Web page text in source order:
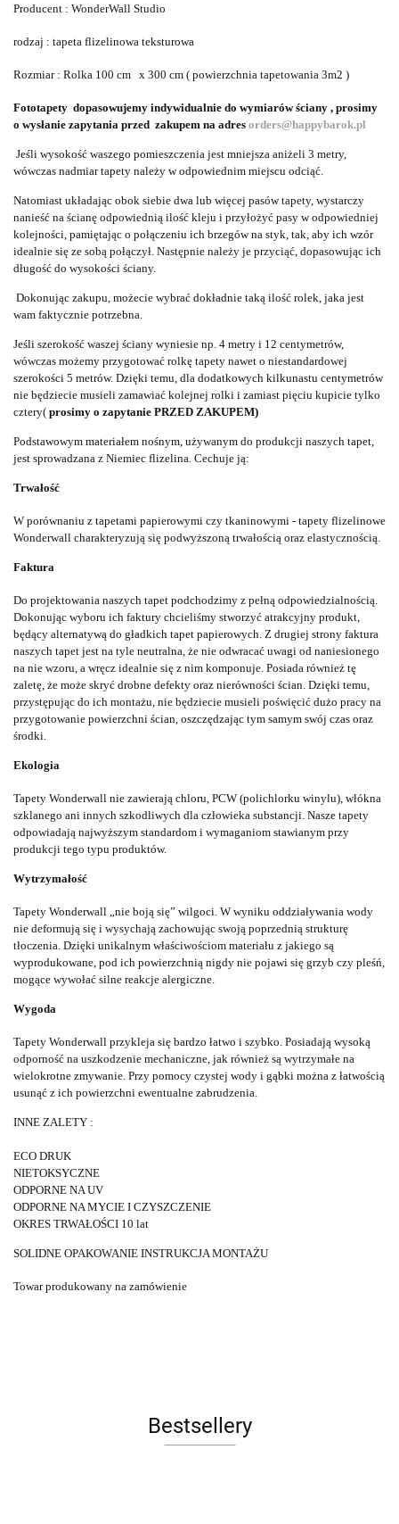
Producent : WonderWall Studio
rodzaj : tapeta flizelinowa teksturowa
Rozmiar : Rolka 100 cm x 300 cm ( powierzchnia tapetowania 3m2 )
Fototapety dopasowujemy indywidualnie do wymiarów ściany , prosimy
o wysłanie zapytania przed zakupem na adres orders@happybarok.pl
Jeśli wysokość waszego pomieszczenia jest mniejsza aniżeli 3 metry,
wówczas nadmiar tapety należy w odpowiednim miejscu odciąć.
Natomiast układając obok siebie dwa lub więcej pasów tapety, wystarczy
nanieść na ścianę odpowiednią ilość kleju i przyłożyć pasy w odpowiedniej
kolejności, pamiętając o połączeniu ich brzegów na styk, tak, aby ich wzór
idealnie się ze sobą połączył. Następnie należy je przyciąć, dopasowując ich
długość do wysokości ściany.
Dokonując zakupu, możecie wybrać dokładnie taką ilość rolek, jaka jest
wam faktycznie potrzebna.
Jeśli szerokość waszej ściany wyniesie np. 4 metry i 12 centymetrów,
wówczas możemy przygotować rolkę tapety nawet o niestandardowej
szerokości 5 metrów. Dzięki temu, dla dodatkowych kilkunastu centymetrów
nie będziecie musieli zamawiać kolejnej rolki i zamiast pięciu kupicie tylko
cztery( prosimy o zapytanie PRZED ZAKUPEM)
Podstawowym materiałem nośnym, używanym do produkcji naszych tapet,
jest sprowadzana z Niemiec flizelina. Cechuje ją:
Trwałość
W porównaniu z tapetami papierowymi czy tkaninowymi - tapety flizelinowe
Wonderwall charakteryzują się podwyższoną trwałością oraz elastycznością.
Faktura
Do projektowania naszych tapet podchodzimy z pełną odpowiedzialnością.
Dokonując wyboru ich faktury chcieliśmy stworzyć atrakcyjny produkt,
będący alternatywą do gładkich tapet papierowych. Z drugiej strony faktura
naszych tapet jest na tyle neutralna, że nie odwracać uwagi od naniesionego
na nie wzoru, a wręcz idealnie się z nim komponuje. Posiada również tę
zaletę, że może skryć drobne defekty oraz nierówności ścian. Dzięki temu,
przystępując do ich montażu, nie będziecie musieli poświęcić dużo pracy na
przygotowanie powierzchni ścian, oszczędzając tym samym swój czas oraz
środki.
Ekologia
Tapety Wonderwall nie zawierają chloru, PCW (polichlorku winylu), włókna
szklanego ani innych szkodliwych dla człowieka substancji. Nasze tapety
odpowiadają najwyższym standardom i wymaganiom stawianym przy
produkcji tego typu produktów.
Wytrzymałość
Tapety Wonderwall „nie boją się” wilgoci. W wyniku oddziaływania wody
nie deformują się i wysychają zachowując swoją poprzednią strukturę
tłoczenia. Dzięki unikalnym właściwościom materiału z jakiego są
wyprodukowane, pod ich powierzchnią nigdy nie pojawi się grzyb czy pleśń,
mogące wywołać silne reakcje alergiczne.
Wygoda
Tapety Wonderwall przykleja się bardzo łatwo i szybko. Posiadają wysoką
odporność na uszkodzenie mechaniczne, jak również są wytrzymałe na
wielokrotne zmywanie. Przy pomocy czystej wody i gąbki można z łatwością
usunąć z ich powierzchni ewentualne zabrudzenia.
INNE ZALETY :
ECO DRUK
NIETOKSYCZNE
ODPORNE NA UV
ODPORNE NA MYCIE I CZYSZCZENIE
OKRES TRWAŁOŚCI 10 lat
SOLIDNE OPAKOWANIE INSTRUKCJA MONTAŻU
Towar produkowany na zamówienie
Bestsellery